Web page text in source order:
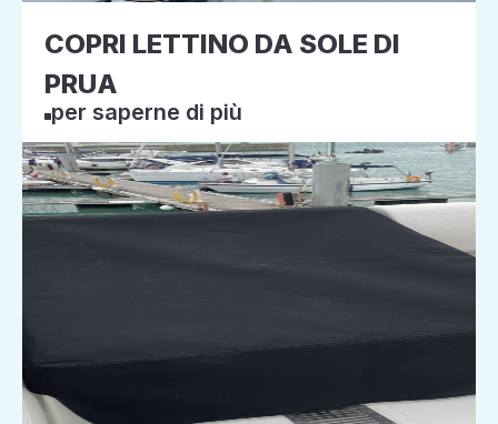
COPRI LETTINO DA SOLE DI
PRUA
per saperne di più